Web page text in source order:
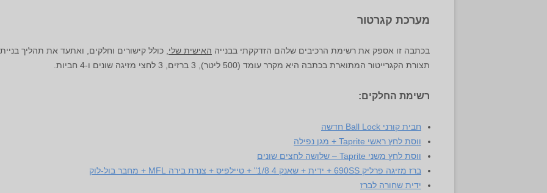
מערכת קגרטור
בכתבה זו אספק את רשימת הרכיבים שלהם הזדקקתי בבנייה האישית שלי , כולל קישורים וחלקים, ואתעד את תהליך
תצורת הקגרייטור המתוארת בכתבה היא מקרר עומד (500 ליטר), 3 ברזים, 3 לחצי מזיגה שונים ו-4 חביות.
רשימת החלקים:
חבית קורני Ball Lock חדשה
ווסת לחץ ראשי Taprite + מגן נפילה
ווסת לחץ משני Taprite – שלושה לחצים שונים
ברז מזיגה פרליק 690SS + ידית + שאנק 4 1/8" + טיילפיס + צנרת בירה MFL + מחבר בול-לוק
ידית שחורה לברז